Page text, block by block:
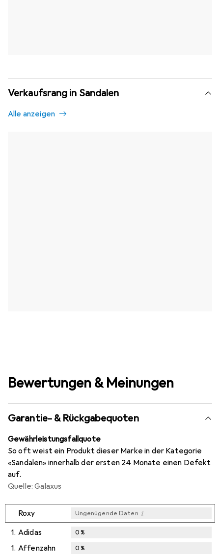
Verkaufsrang in Sandalen
Alle anzeigen
Bewertungen & Meinungen
Garantie- & Rückgabequoten
Gewährleistungsfallquote
So oft weist ein Produkt dieser Marke in der Kategorie
«Sandalen» innerhalb der ersten 24 Monate einen Defekt
auf.
Quelle: Galaxus
Roxy Ungenügende Daten i
1. Adidas 0%
1. Affenzahn 0%